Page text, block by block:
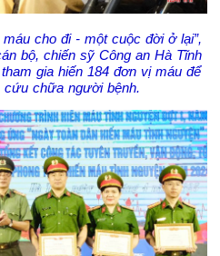
cho đi - một cuộc đời ở lại”,
bộ, chiến sỹ Công an Hà Tĩnh
gia hiến 184 đơn vị máu để
cứu chữa người bệnh.